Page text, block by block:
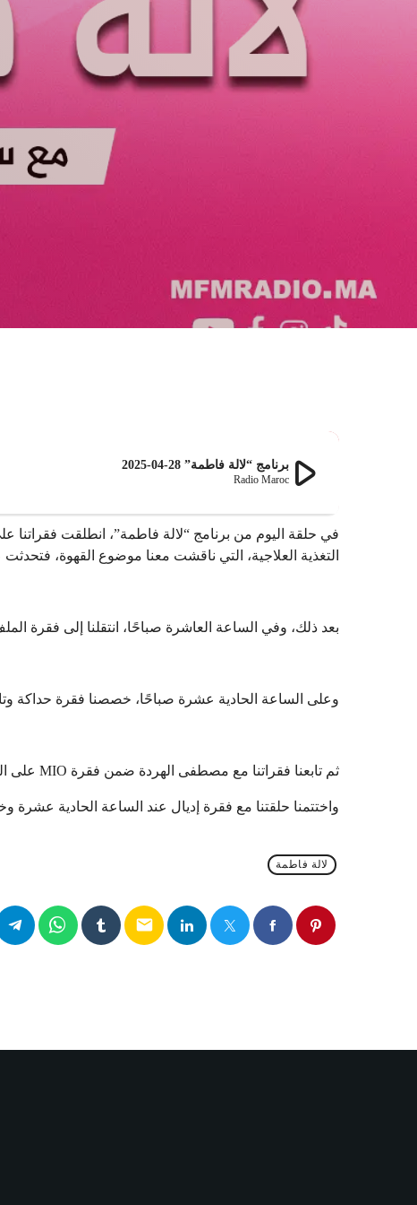
play_arrowبرنامج “لالة فاطمة” 28-04-2025
Radio Maroc
في حلقة اليوم من برنامج “لالة فاطمة”، انطلقت
التغذية العلاجية، التي ناقشت معنا موضوع القهوة،
بعد ذلك، وفي الساعة العاشرة صباحًا، انتقلنا إلى فقرة
وعلى الساعة الحادية عشرة صباحًا، خصصنا فقرة حداكة
ثم تابعنا فقراتنا مع مصطفى الهردة ضمن فقرة MIO على الساعة الحادية عشرة والنصف “كل يوم حانوت و كل يوم صفحة جديدة”
واختتمنا حلقتنا مع فقرة إديال عند الساعة الحادية
لالة فاطمة
email